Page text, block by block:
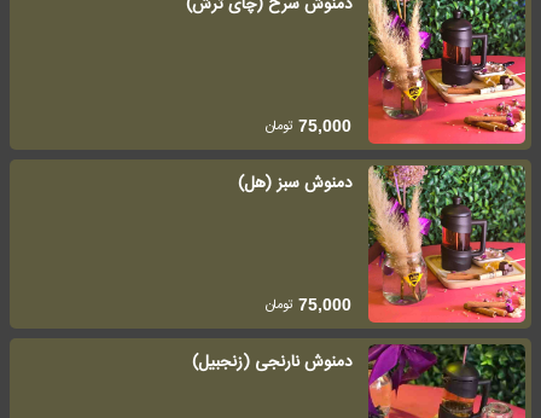
75,000 تومان
دمنوش سبز (هل)
75,000 تومان
دمنوش نارنجی (زنجبیل)